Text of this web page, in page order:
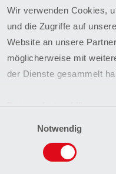
Wir verwenden Cookies,
und die Zugriffe auf
Website an unsere
möglicherweise mit
der Dienste gesammelt
Notwendig
Beginn
04. Mar 2020, 19:00
04. Mar 2020, 20:00
Die Yoga-Übung
Der sanfte